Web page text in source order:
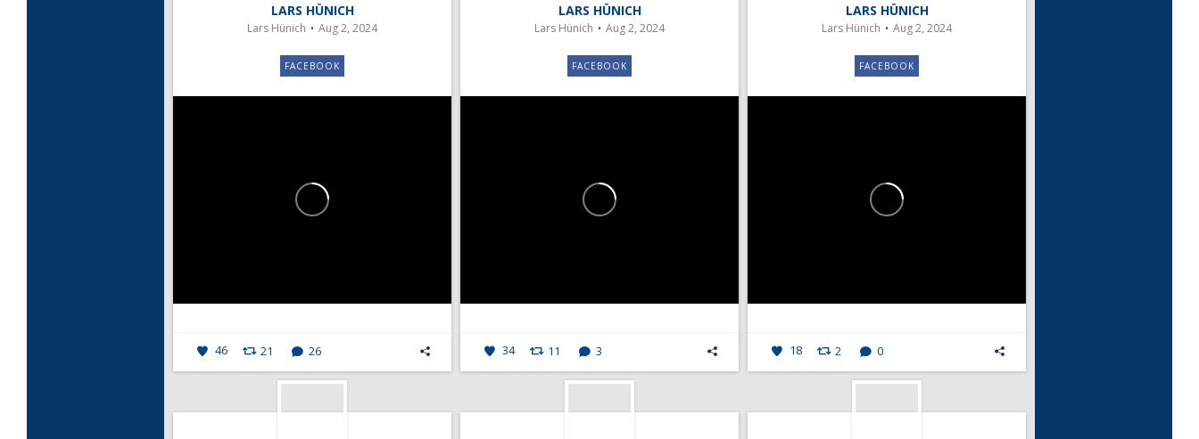
LARS HÜNICH
Lars Hünich Aug 2, 2024
FACEBOOK
46 21 26
LARS HÜNICH
Lars Hünich Aug 2, 2024
FACEBOOK
34 11 3
LARS HÜNICH
Lars Hünich Aug 2, 2024
FACEBOOK
18 2 0